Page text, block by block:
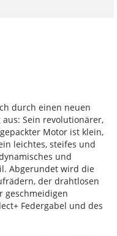
durch einen neuen
Sein revolutionärer,
Motor ist klein,
leichtes, steifes und
und
Abgerundet wird die
der drahtlosen
geschmeidigen
Federgabel und des